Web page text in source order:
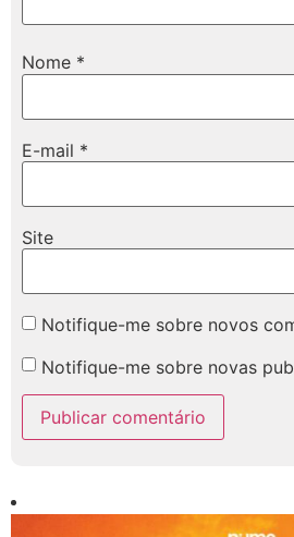
Nome *
E-mail *
Site
Notifique-me sobre novos
Notifique-me sobre novas